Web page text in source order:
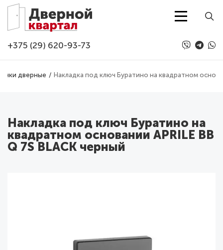
Перейти к основному содержанию
+375 (29) 620-93-73
дверные Накладка под ключ Буратино на квадратном
Накладка под ключ Буратино на
квадратном основании APRILE BB
Q 7S BLACK черный